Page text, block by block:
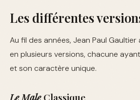
Les différentes
Au fil des années, Jean Paul Gaultier
en plusieurs versions, chacune
et son caractère unique.
Le MaleClassique